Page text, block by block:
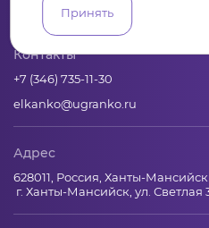
Контакты
+7 (346) 735-11-30
elkanko@ugranko.ru
Адрес
628011, Россия, Ханты-
г. Ханты-Мансийск, ул. Светлая
Принять